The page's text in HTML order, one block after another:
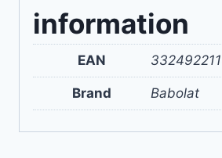
information
EAN
Brand Babolat